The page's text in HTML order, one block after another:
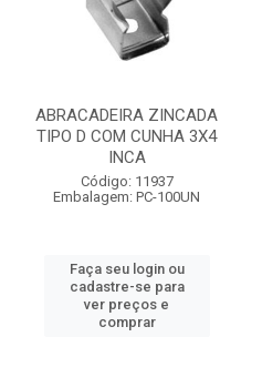
ABRACADEIRA ZINCADA
TIPO D COM CUNHA 3X4
INCA
Código: 11937
Embalagem: PC-100UN
Faça seu login ou
cadastre-se para
ver preços e
comprar